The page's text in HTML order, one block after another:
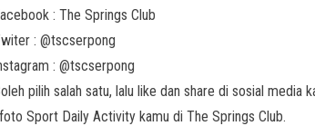
: The Springs Club
: @tscserpong
: @tscserpong
pilih salah satu, lalu like dan share di sosial media
Sport Daily Activity kamu di The Springs Club.